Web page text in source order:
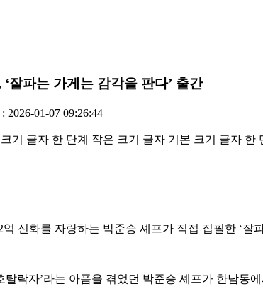
잘파는 가게는 감각을 판다’ 출간
2026-01-07 09:26:44
기 글자 한 단계 작은 크기 글자 기본 크기 글자 한
신화를 자랑하는 박준승 셰프가 직접 집필한 ‘잘
탈락자’라는 아픔을 겪었던 박준승 셰프가 한남동